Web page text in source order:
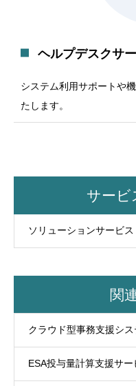
ヘルプデスクサ
システム利用サポートや
たします。
サービ
ソリューションサービス
関
クラウド型事務支援シス
ESA投与量計算支援サー